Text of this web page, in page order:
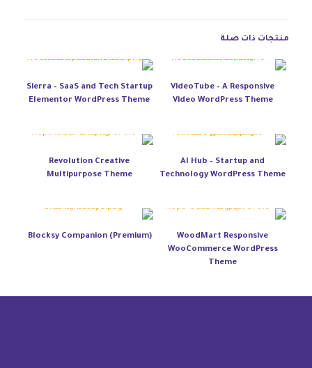
منتجات ذات صلة
VideoTube – A Responsive
Video WordPress Theme
Sierra – SaaS and Tech Startup
Elementor WordPress Theme
AI Hub – Startup and
Technology WordPress Theme
Revolution Creative
Multipurpose Theme
WoodMart Responsive
WooCommerce WordPress
Theme
Blocksy Companion (Premium)